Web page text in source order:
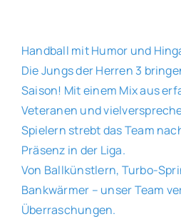
Handball mit Humor und
Die Jungs der Herren 3
Saison! Mit einem Mix aus
Veteranen und
Spielern strebt das Team
Präsenz in der Liga.
Von Ballkünstlern, Turbo-
Bankwärmer – unser Team
Überraschungen.